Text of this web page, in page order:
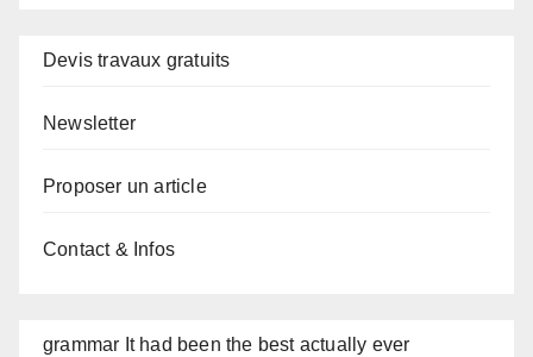
Devis travaux gratuits
Newsletter
Proposer un article
Contact & Infos
grammar It had been the best actually ever